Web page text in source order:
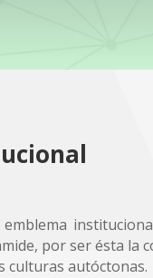
por ser ésta la
culturas autóctonas.